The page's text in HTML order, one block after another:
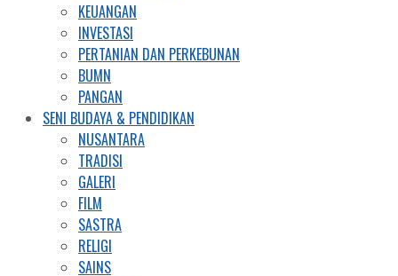
KEUANGAN
INVESTASI
PERTANIAN DAN PERKEBUNAN
BUMN
PANGAN
SENI BUDAYA & PENDIDIKAN
NUSANTARA
TRADISI
GALERI
FILM
SASTRA
RELIGI
SAINS